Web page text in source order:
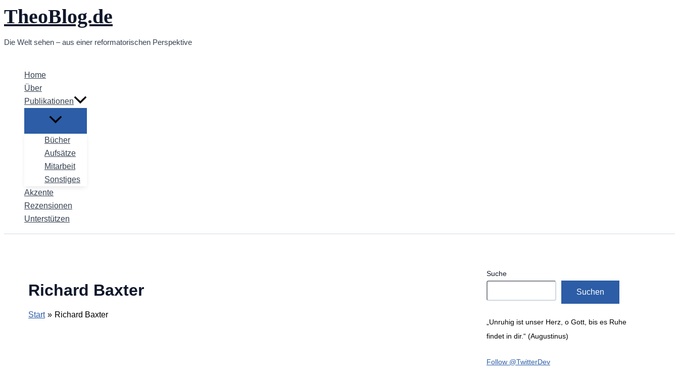
Zum
Inhalt
TheoBlog.de
Die Welt sehen – aus einer reformatorischen Perspektive
Home
Über
Publikationen
Bücher
Aufsätze
Mitarbeit
Sonstiges
Akzente
Rezensionen
Unterstützen
Richard Baxter
Start Richard Baxter
Suche
Suchen
„Unruhig ist unser Herz, o Gott, bis es Ruhe
findet in dir.“ (Augustinus)
Follow @TwitterDev